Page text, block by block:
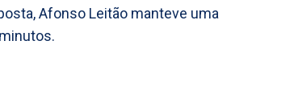
Afonso Leitão manteve uma